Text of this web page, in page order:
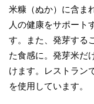
米糠（ぬか）に含ま
人の健康をサポート
す。また、発芽する
た食感に。発芽米だ
けます。レストラン
を使用しています。